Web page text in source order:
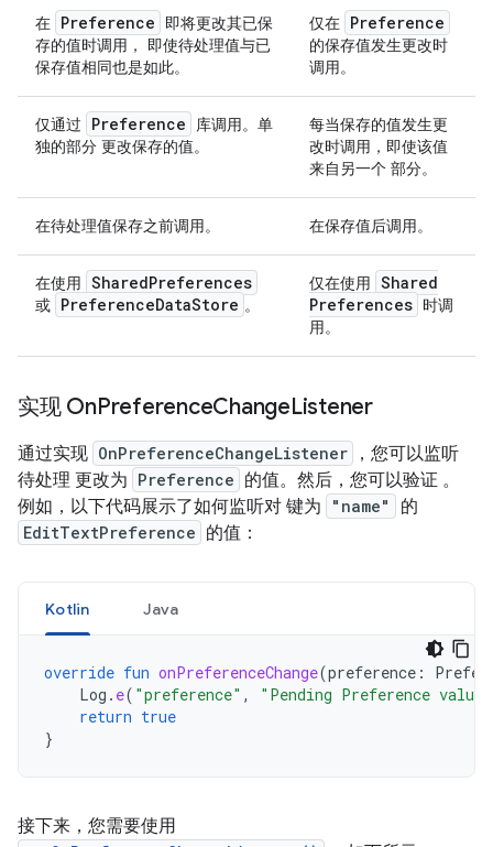
在 Preference
即将更改其已保
存的值时调用， 即使待处理值与已
保存值相同也是如此。
仅在 Preference
的保存值发生更改时
调用。
仅通过 Preference
库调用。单
独的部分 更改保存的值。
每当保存的值发生更
改时调用，即使该值
来自另一个 部分。
在待处理值保存之前调用。 在保存值后调用。
在使用 SharedPreferences
或 PreferenceDataStore 。
仅在使用 Shared
Preferences 时调
用。
实现 OnPreferenceChangeListener
通过实现 OnPreferenceChangeListener
，您可以监听
待处理 更改为 Preference 的值。然后，您可以验证 。
例如，以下代码展示了如何监听对 键为
"name" 的
EditTextPreference 的值：
Kotlin Java
override fun onPreferenceChange(preference :
Log . e( "preference" ,
"Pending Preference
return true
}
接下来，您需要使用